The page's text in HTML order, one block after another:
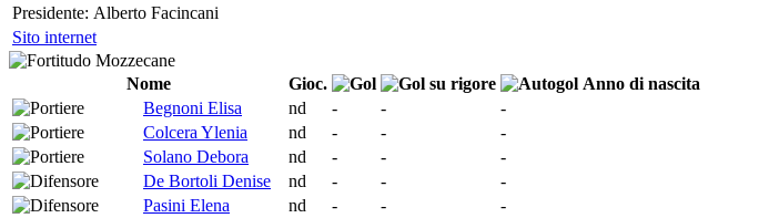
Presidente: Alberto Facincani
Sito internet
Nome Gioc.
Anno di nascita
Begnoni Elisa
nd - -
-
Colcera Ylenia
nd - -
-
Solano Debora
nd - -
-
De Bortoli Denise
nd - -
-
Pasini Elena
nd - -
-